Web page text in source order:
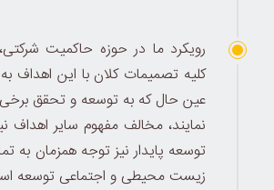
رویکرد ما در حوزه حاکمیت شرکتی،
کلیه تصمیمات کلان با این
عین حال که به توسعه و تحقق
نمایند، مخالف مفهوم سایر اهداف
توسعه پایدار نیز توجه همزمان به
زیست محیطی و اجتماعی توسعه